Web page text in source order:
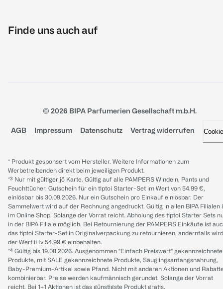
Finde uns auch auf
© 2026 BIPA Parfumerien Gesellschaft m.b.H.
AGB Impressum Datenschutz Vertrag widerrufen
* Produkt gesponsert vom Hersteller. Weitere Informationen zum
Werbetreibenden direkt beim jeweiligen Produkt.
*³ Nur mit gültiger jö Karte. Gültig auf alle PAMPERS Windeln, Pants und
Feuchttücher. Gutschein für ein tiptoi Starter-Set im Wert von 54.99 €,
einlösbar bis 30.09.2026. Nur ein Gutschein pro Einkauf einlösbar. Der
Sammelwert wird auf der Rechnung angedruckt. Gültig in allen BIPA Filialen
im Online Shop. Solange der Vorrat reicht. Abholung des tiptoi Starter Sets
in der BIPA Filiale möglich. Bei Retournierung der PAMPERS Einkäufe ist
das tiptoi Starter-Set in Originalverpackung zu retournieren, andernfalls wird
der Wert iHv 54.99 € einbehalten.
*⁴ Gültig bis 19.08.2026. Ausgenommen "Einfach Preiswert" gekennzeichnete
Produkte, mit SALE gekennzeichnete Produkte, Säuglingsanfangsnahrung,
Baby-Premium-Artikel sowie Pfand. Nicht mit anderen Aktionen und
kombinierbar. Preise werden kaufmännisch gerundet. Solange der Vorrat
reicht. Bei 1+1 Aktionen ist das günstigste Produkt gratis.